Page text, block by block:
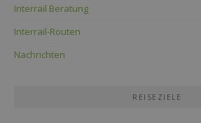
Interrail Beratung
Interrail-Routen
Nachrichten
REISEZIELE